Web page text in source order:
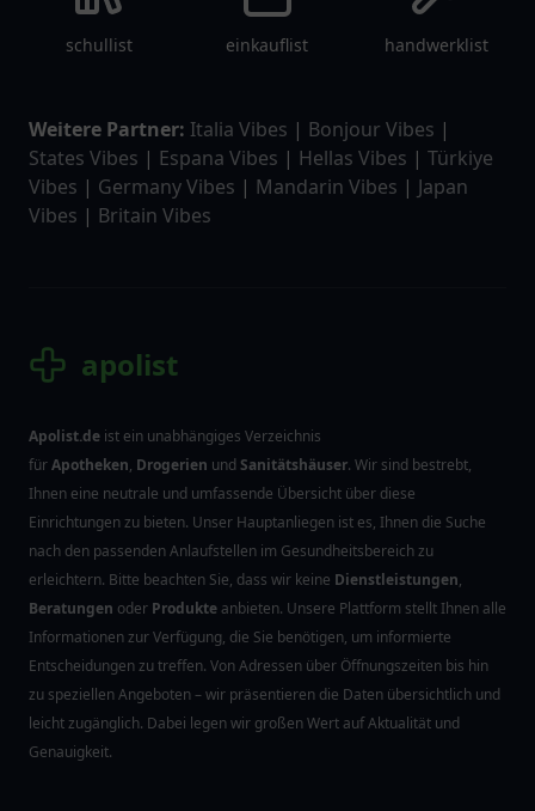
schullist einkauflist handwerklist
Weitere Partner: Italia Vibes | Bonjour Vibes |
States Vibes | Espana Vibes | Hellas Vibes | Türkiye
Vibes | Germany Vibes | Mandarin Vibes | Japan
Vibes | Britain Vibes
apolist
Apolist.de ist ein unabhängiges Verzeichnis
fürApotheken, Drogerien und Sanitätshäuser. Wir sind bestrebt,
Ihnen eine neutrale und umfassende Übersicht über diese
Einrichtungen zu bieten. Unser Hauptanliegen ist es, Ihnen die Suche
nach den passenden Anlaufstellen im Gesundheitsbereich zu
erleichtern. Bitte beachten Sie, dass wir keine Dienstleistungen,
Beratungen oder Produkte anbieten. Unsere Plattform stellt Ihnen alle
Informationen zur Verfügung, die Sie benötigen, um informierte
Entscheidungen zu treffen. Von Adressen über Öffnungszeiten bis hin
zu speziellen Angeboten – wir präsentieren die Daten übersichtlich und
leicht zugänglich. Dabei legen wir großen Wert auf Aktualität und
Genauigkeit.